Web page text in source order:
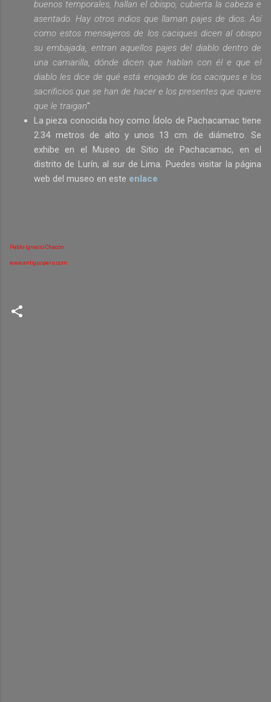
buenos temporales, hallan el obispo, cubierta la cabeza e
asentado. Hay otros indios que llaman pajes de dios. Así
como estos mensajeros de los caciques dicen al obispo
su embajada, entran aquellos pajes del diablo dentro de
una camarilla, dónde dicen que hablan con él e que el
diablo les dice de qué está enojado de los caciques e los
sacrificios que se han de hacer e los presentes que quiere
que le traigan"
La pieza conocida hoy como Ídolo de Pachacamac tiene
2.34 metros de alto y unos 13 cm. de diámetro. Se
exhibe en el Museo de Sitio de Pachacamac, en el
distrito de Lurín, al sur de Lima. Puedes visitar la página
web del museo en este enlace
Pablo Ignacio Chacón
www.antiguoperu.com